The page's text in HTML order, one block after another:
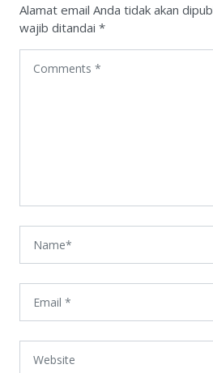
Alamat email Anda tidak akan
wajib ditandai *